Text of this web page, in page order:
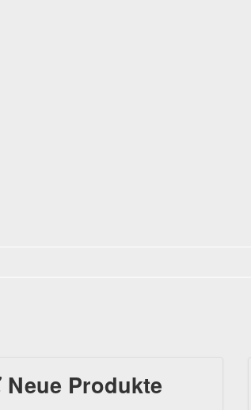
Neue Produkte